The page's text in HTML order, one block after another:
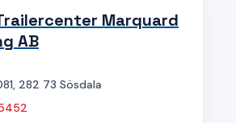
Marquard
AB
282 73 Sösdala